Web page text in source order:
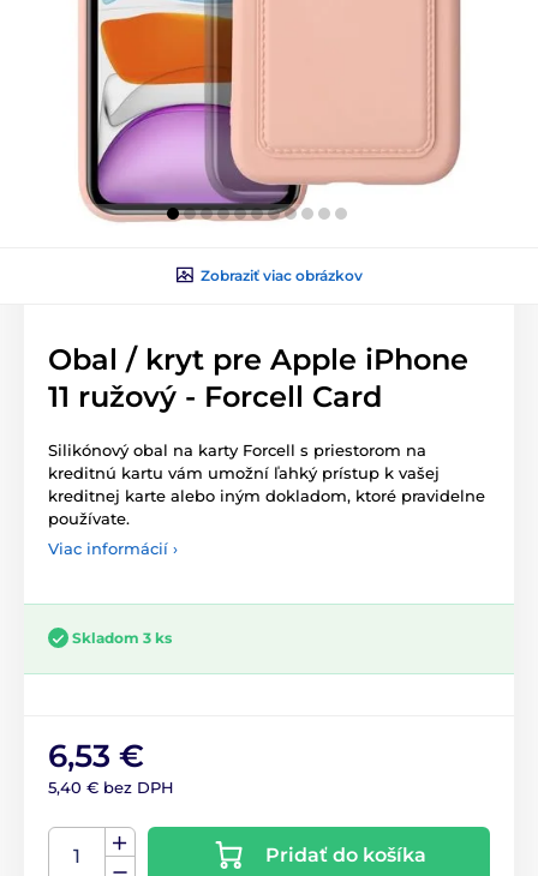
Zobraziť viac obrázkov
Obal / kryt pre Apple iPhone
11 ružový - Forcell Card
Silikónový obal na karty Forcell s priestorom na
kreditnú kartu vám umožní ľahký prístup k vašej
kreditnej karte alebo iným dokladom, ktoré pravidelne
používate.
Viac informácií ›
Skladom 3 ks
6,53 €
5,40 € bez DPH
Pridať do košíka